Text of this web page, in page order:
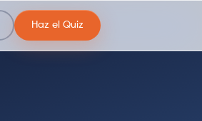
Haz el Quiz